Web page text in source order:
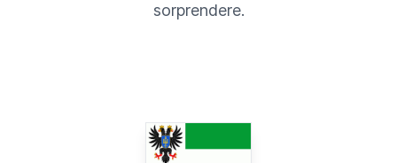
sorprendere.